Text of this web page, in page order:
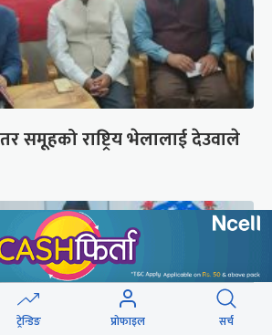
समूहको राष्ट्रिय भेलालाई देउवाले
ट्रेन्डिङ प्रोफाइल सर्च